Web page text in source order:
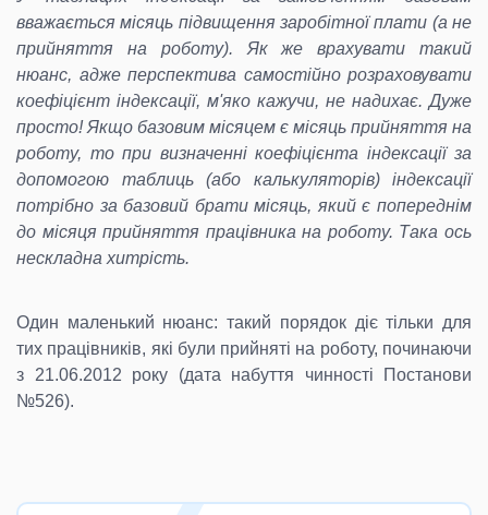
вважається місяць підвищення заробітної плати (а не
прийняття на роботу). Як же врахувати такий
нюанс, адже перспектива самостійно розраховувати
коефіцієнт індексації, м'яко кажучи, не надихає. Дуже
просто! Якщо базовим місяцем є місяць прийняття на
роботу, то при визначенні коефіцієнта індексації за
допомогою таблиць (або калькуляторів) індексації
потрібно за базовий брати місяць, який є попереднім
до місяця прийняття працівника на роботу. Така ось
нескладна хитрість.
Один маленький нюанс: такий порядок діє тільки для
тих працівників, які були прийняті на роботу, починаючи
з 21.06.2012 року (дата набуття чинності Постанови
№526).